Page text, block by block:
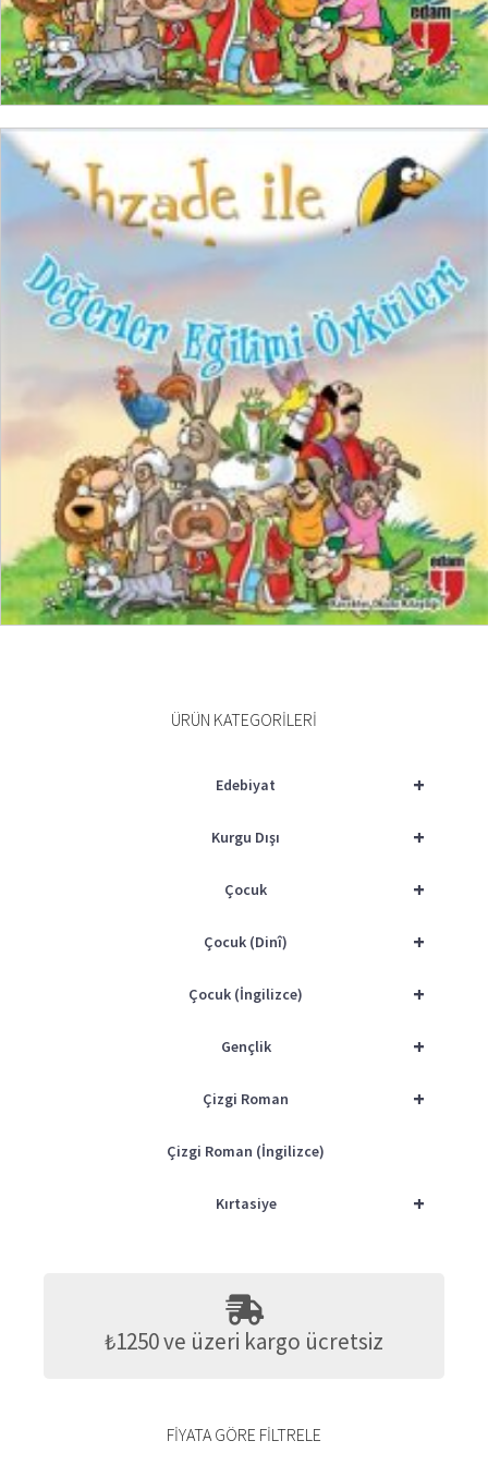
₺750,00₺562,50
ÜRÜN KATEGORILERI
+
Edebiyat
+
Kurgu Dışı
+
Çocuk
+
Çocuk (Dinî)
+
Çocuk (İngilizce)
+
Gençlik
+
Çizgi Roman
Çizgi Roman (İngilizce)
+
Kırtasiye
₺1250 ve üzeri kargo ücretsiz
FIYATA GÖRE FILTRELE